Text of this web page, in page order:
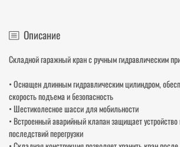
Описание
Складной гаражный кран с ручным гидравлическим
• Оснащен длинным гидравлическим цилиндром,
скорость подъема и безопасность
• Шестиколесное шасси для мобильности
• Встроенный аварийный клапан защищает устройство
последствий перегрузки